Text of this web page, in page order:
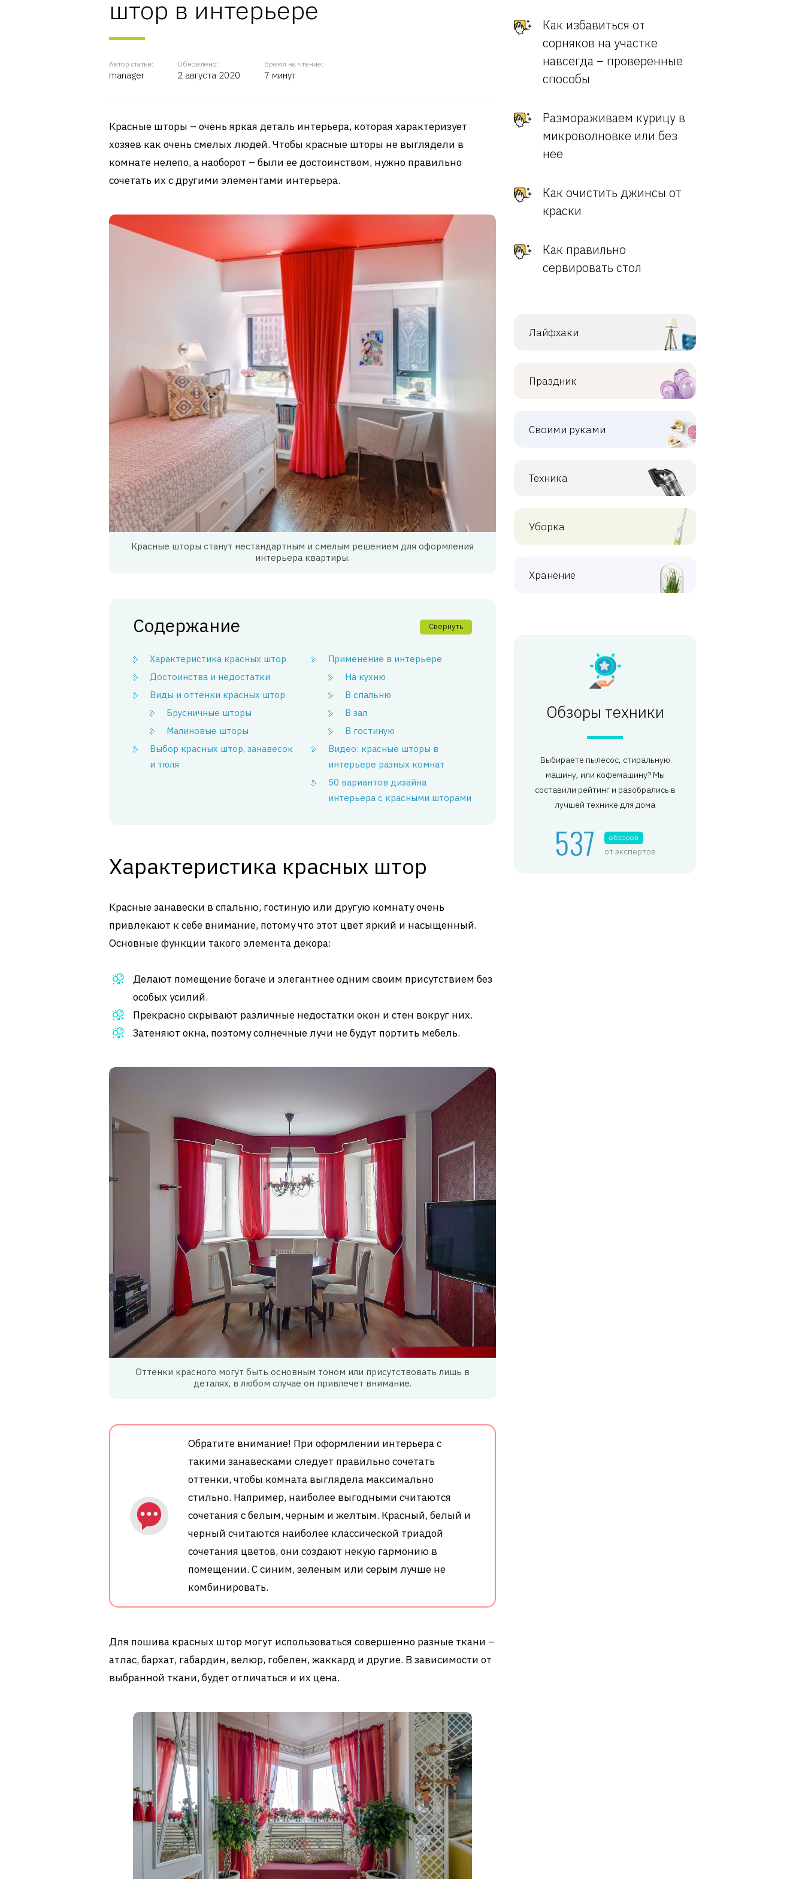
штор в интерьере
Автор статьи:
manager
Обновлено:
2 августа 2020
Время на чтение:
7 минут
Красные шторы – очень яркая деталь интерьера, которая характеризует
хозяев как очень смелых людей. Чтобы красные шторы не выглядели в
комнате нелепо, а наоборот – были ее достоинством, нужно правильно
сочетать их с другими элементами интерьера.
Красные шторы станут нестандартным и смелым решением для оформления
интерьера квартиры.
Содержание Свернуть
Характеристика красных штор
Достоинства и недостатки
Виды и оттенки красных штор
Брусничные шторы
Малиновые шторы
Выбор красных штор, занавесок
и тюля
Применение в интерьере
На кухню
В спальню
В зал
В гостиную
Видео: красные шторы в
интерьере разных комнат
50 вариантов дизайна
интерьера с красными шторами
Характеристика красных штор
Красные занавески в спальню, гостиную или другую комнату очень
привлекают к себе внимание, потому что этот цвет яркий и насыщенный.
Основные функции такого элемента декора:
Делают помещение богаче и элегантнее одним своим присутствием без
особых усилий.
Прекрасно скрывают различные недостатки окон и стен вокруг них.
Затеняют окна, поэтому солнечные лучи не будут портить мебель.
Оттенки красного могут быть основным тоном или присутствовать лишь в
деталях, в любом случае он привлечет внимание.
Обратите внимание! При оформлении интерьера с
такими занавесками следует правильно сочетать
оттенки, чтобы комната выглядела максимально
стильно. Например, наиболее выгодными считаются
сочетания с белым, черным и желтым. Красный, белый и
черный считаются наиболее классической триадой
сочетания цветов, они создают некую гармонию в
помещении. С синим, зеленым или серым лучше не
комбинировать.
Для пошива красных штор могут использоваться совершенно разные ткани –
атлас, бархат, габардин, велюр, гобелен, жаккард и другие. В зависимости от
выбранной ткани, будет отличаться и их цена.
Как избавиться от
сорняков на участке
навсегда – проверенные
способы
Размораживаем курицу в
микроволновке или без
нее
Как очистить джинсы от
краски
Как правильно
сервировать стол
Лайфхаки
Праздник
Своими руками
Техника
Уборка
Хранение
Обзоры техники
Выбираете пылесос, стиральную
машину, или кофемашину? Мы
составили рейтинг и разобрались в
лучшей технике для дома
537 обзоров
от экспертов